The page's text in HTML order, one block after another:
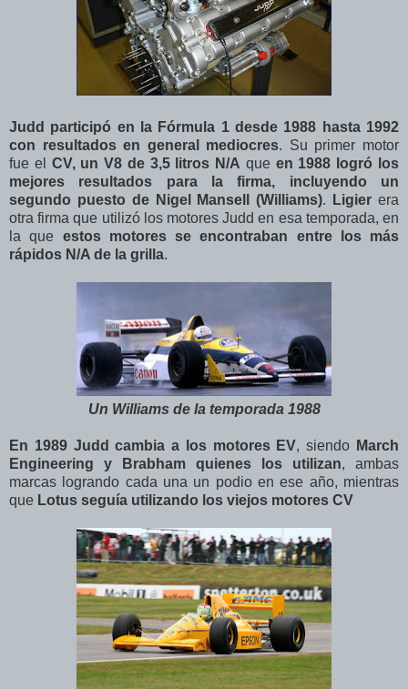
Judd participó en la Fórmula 1 desde 1988 hasta 1992
con resultados en general mediocres. Su primer motor
fue el CV, un V8 de 3,5 litros N/A que en 1988 logró los
mejores resultados para la firma, incluyendo un
segundo puesto de Nigel Mansell (Williams). Ligier era
otra firma que utilizó los motores Judd en esa temporada, en
la que estos motores se encontraban entre los más
rápidos N/A de la grilla.
Un Williams de la temporada 1988
En 1989 Judd cambia a los motores EV, siendo March
Engineering y Brabham quienes los utilizan, ambas
marcas logrando cada una un podio en ese año, mientras
que Lotus seguía utilizando los viejos motores CV